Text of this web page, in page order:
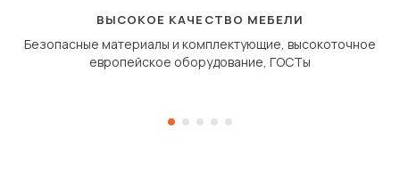
дугообразной
ВЫСОКОЕ КАЧЕСТВО МЕБЕЛИ
Безопасные материалы и комплектующие, высокоточное
европейское оборудование, ГОСТы